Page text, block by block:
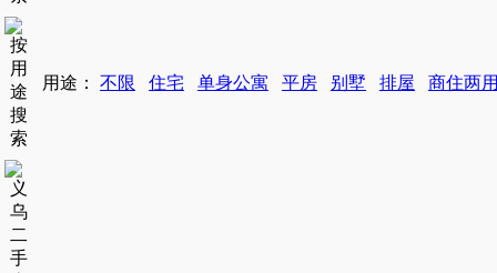
用途： 不限 住宅 单身公寓 平房 别墅 排屋 商住两